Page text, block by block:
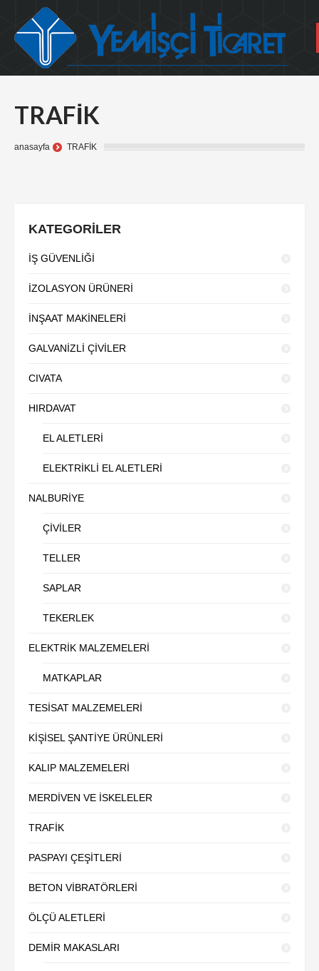
TRAFİK
anasayfa TRAFİK
KATEGORİLER
İŞ GÜVENLİĞİ
İZOLASYON ÜRÜNERİ
İNŞAAT MAKİNELERİ
GALVANİZLİ ÇİVİLER
CIVATA
HIRDAVAT
EL ALETLERİ
ELEKTRİKLİ EL ALETLERİ
NALBURİYE
ÇİVİLER
TELLER
SAPLAR
TEKERLEK
ELEKTRİK MALZEMELERİ
MATKAPLAR
TESİSAT MALZEMELERİ
KİŞİSEL ŞANTİYE ÜRÜNLERİ
KALIP MALZEMELERİ
MERDİVEN VE İSKELELER
TRAFİK
PASPAYI ÇEŞİTLERİ
BETON VİBRATÖRLERİ
ÖLÇÜ ALETLERİ
DEMİR MAKASLARI